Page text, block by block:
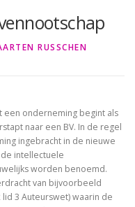
RUSSCHEN
een onderneming begint als
naar een BV. In de regel
ingebracht in de nieuwe
intellectuele
worden benoemd.
van bijvoorbeeld
3 Auteurswet) waarin de